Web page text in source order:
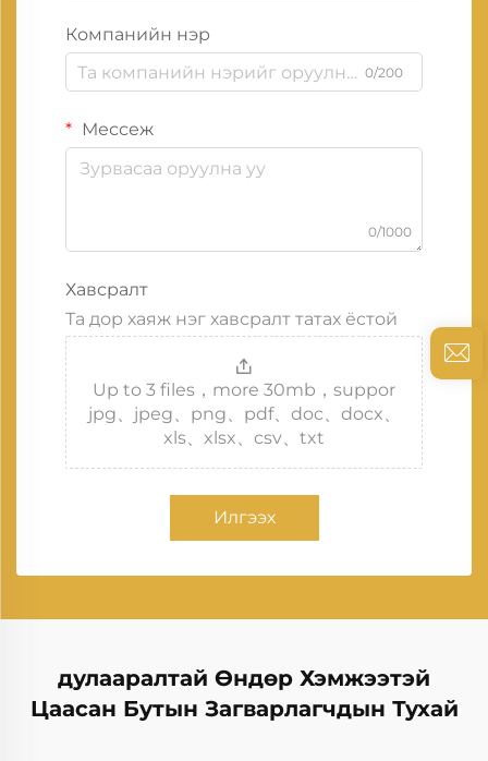
Компанийн нэр
0/200
Мессеж
0/1000
Хавсралт
Та дор хаяж нэг хавсралт татах ёстой
Up to 3 files，more 30mb，suppor
jpg、jpeg、png、pdf、doc、docx、
xls、xlsx、csv、txt
Илгээх
дулааралтай Өндөр Хэмжээтэй
Цаасан Бутын Загварлагчдын Тухай